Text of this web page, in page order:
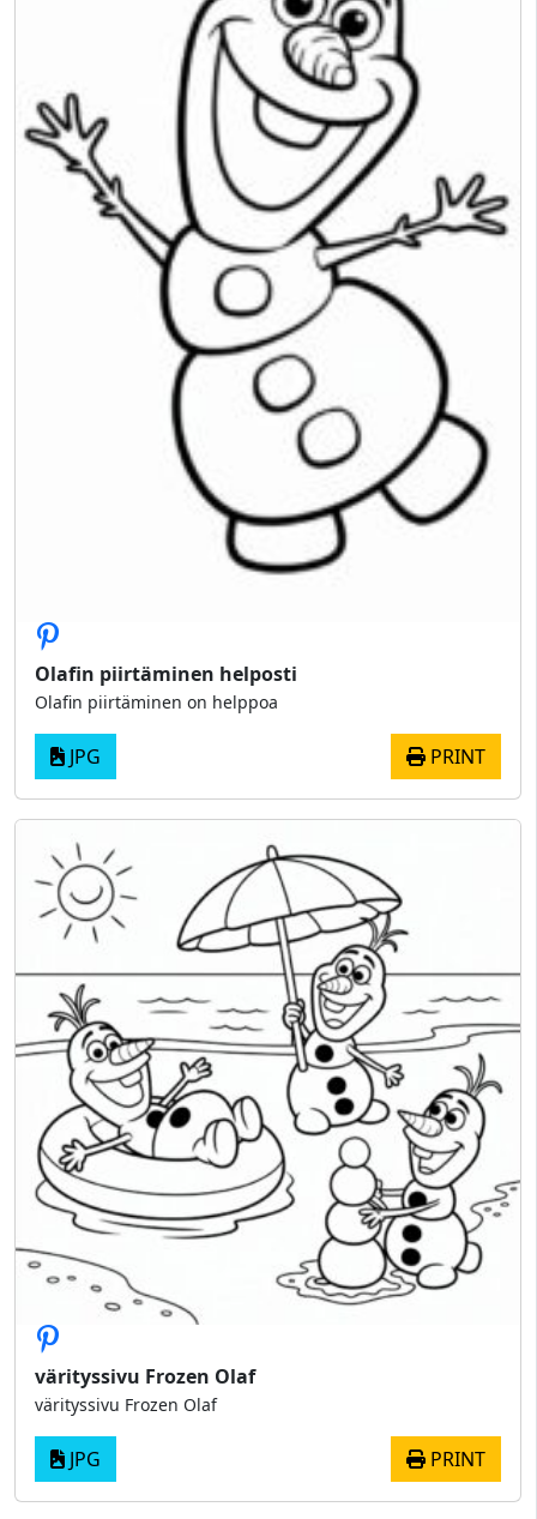
Olafin piirtäminen helposti
Olafin piirtäminen on helppoa
JPG PRINT
värityssivu Frozen Olaf
värityssivu Frozen Olaf
JPG PRINT